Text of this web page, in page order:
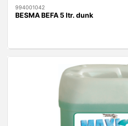
994001042
BESMA BEFA 5 ltr. dunk